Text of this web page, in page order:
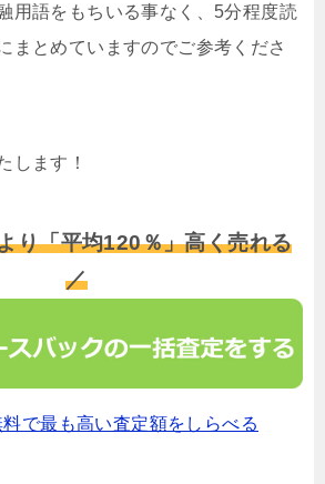
用語をもちいる事なく、5分程度読
まとめていますのでご参考くださ
します！
り「平均120％」高く売れる
／
料で最も高い査定額をしらべる